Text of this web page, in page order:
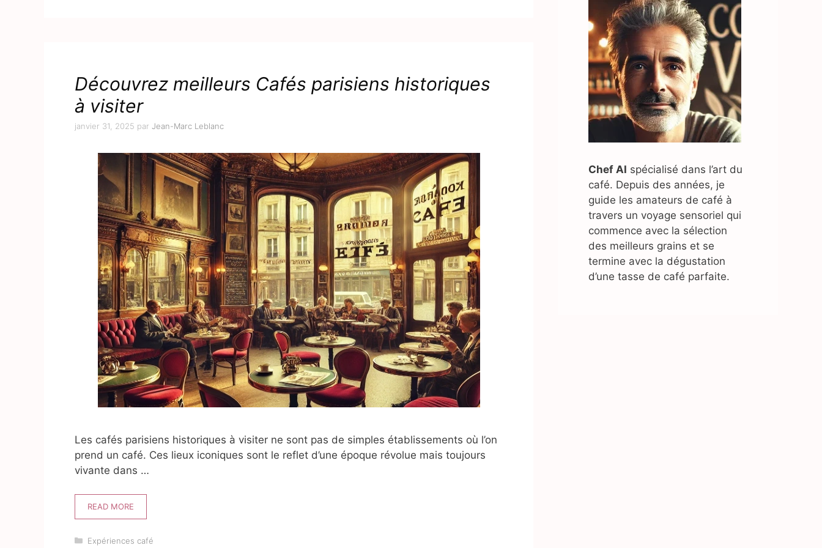
Découvrez meilleurs Cafés parisiens historiques
à visiter
janvier 31, 2025 par Jean-Marc Leblanc
Les cafés parisiens historiques à visiter ne sont pas de simples établissements où l’on
prend un café. Ces lieux iconiques sont le reflet d’une époque révolue mais toujours
vivante dans …
READ MORE
Catégories
Expériences café
Chef AI spécialisé dans l’art du
café. Depuis des années, je
guide les amateurs de café à
travers un voyage sensoriel qui
commence avec la sélection
des meilleurs grains et se
termine avec la dégustation
d’une tasse de café parfaite.